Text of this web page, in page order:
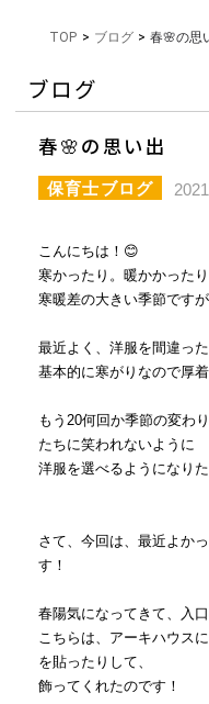
TOP > ブログ > 春🌸の思
ブログ
春🌸の思い出
保育士ブログ
こんにちは！😊
寒かったり。暖かかったり
寒暖差の大きい季節です
最近よく、洋服を間違っ
基本的に寒がりなので厚
もう 20何回か季節の変わ
たちに笑われないように
洋服を選べるようになり
さて、今回は、最近よか
す！
春陽気になってきて、入
こちらは、アーキハウス
を貼ったりして、
飾ってくれたのです！